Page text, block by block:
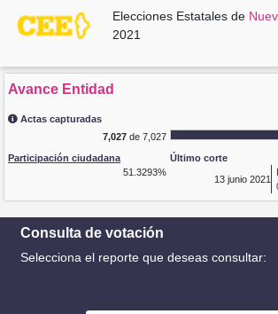
Elecciones Estatales de
2021
Avance Entidad
Actas capturadas
7,027de 7,027
Participación ciudadana
51.3293%
Último corte
13 junio 2021
Consulta de votación
Selecciona el reporte que deseas consultar: